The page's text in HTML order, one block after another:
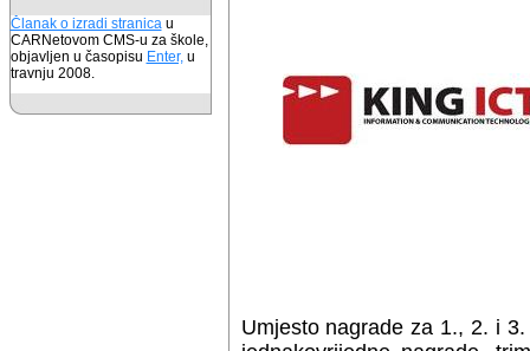
Umjesto nagrade za 1., 2. i
Članak o izradi stranicau
CARNetovom CMS-u za škole,
objavljen u časopisu Enter,u
travnju 2008.